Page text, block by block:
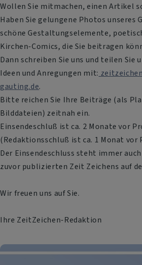
Wollen Sie mitmachen, einen Artikel
Haben Sie gelungene Photos unseres
schöne Gestaltungselemente,
Kirchen-Comics, die Sie beitragen
Dann schreiben Sie uns und teilen Sie
Ideen und Anregungen mit:
gauting.de.
Bitte reichen Sie Ihre Beiträge (als
Bilddateien) zeitnah ein.
Einsendeschluß ist ca. 2 Monate vor
(Redaktionsschluß ist ca. 1 Monat vor
Der Einsendeschluss steht immer
zuvor publizierten Zeit Zeichens auf
Wir freuen uns auf Sie.
Ihre ZeitZeichen-Redaktion